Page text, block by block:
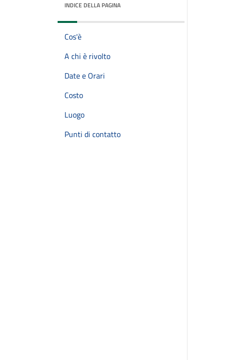
INDICE DELLA PAGINA
Cos'è
A chi è rivolto
Date e Orari
Costo
Luogo
Punti di contatto